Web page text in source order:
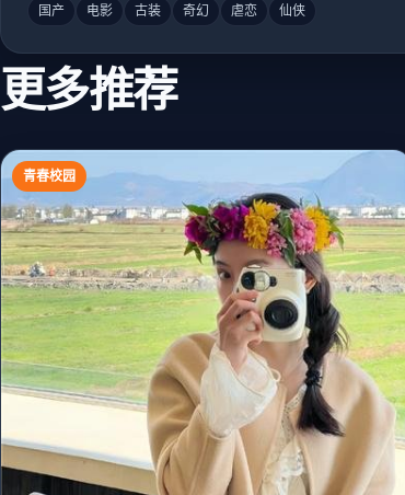
国产 电影 古装 奇幻 虐恋 仙侠
更多推荐
青春校园